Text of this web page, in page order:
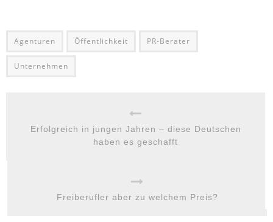
Agenturen Öffentlichkeit PR-Berater
Unternehmen
Erfolgreich in jungen Jahren – diese Deutschen
haben es geschafft
Freiberufler aber zu welchem Preis?